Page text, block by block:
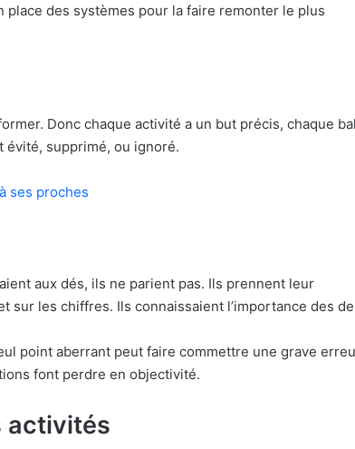
place des systèmes pour la faire remonter le plus
Donc chaque activité a un but précis, chaque
évité, supprimé, ou ignoré.
ses proches
aux dés, ils ne parient pas. Ils prennent leur
sur les chiffres. Ils connaissaient l’importance des
point aberrant peut faire commettre une grave
font perdre en objectivité.
activités